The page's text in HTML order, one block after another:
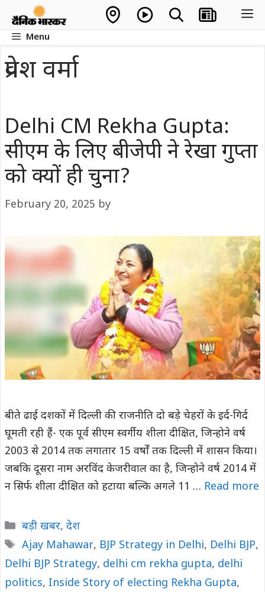
contentMenu
प्रवेश वर्मा
Delhi CM Rekha Gupta:
सीएम के लिए बीजेपी ने रेखा गुप्ता
को क्यों ही चुना?
February 20, 2025 by
बीते ढाई दशकों में दिल्ली की राजनीति दो बड़े चेहरों के इर्द-गिर्द
घूमती रही हैं- एक पूर्व सीएम स्वर्गीय शीला दीक्षित, जिन्होने वर्ष
2003 से 2014 तक लगातार 15 वर्षों तक दिल्ली में शासन किया।
जबकि दूसरा नाम अरविंद केजरीवाल का है, जिन्होने वर्ष 2014 में
न सिर्फ शीला दीक्षित को हटाया बल्कि अगले 11 … Read more
Categories
बड़ी खबर, देश
Tags
Ajay Mahawar, BJP Strategy in Delhi, Delhi BJP,
Delhi BJP Strategy, delhi cm rekha gupta, delhi
politics, Inside Story of electing Rekha Gupta,